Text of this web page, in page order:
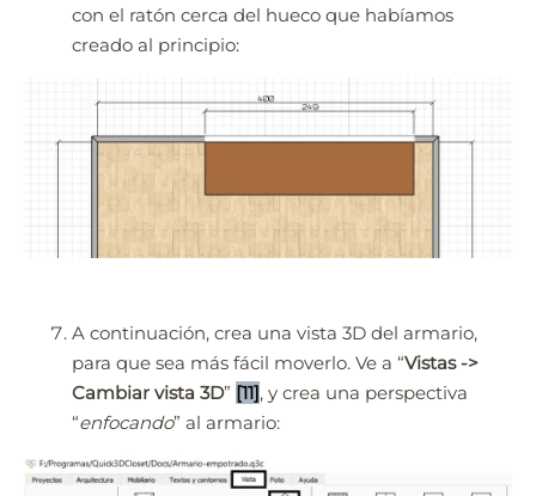
con el ratón cerca del hueco que habíamos
creado al principio:
A continuación, crea una vista 3D del armario,
para que sea más fácil moverlo. Ve a “Vistas ->
Cambiar vista 3D” [11], y crea una perspectiva
“enfocando” al armario: